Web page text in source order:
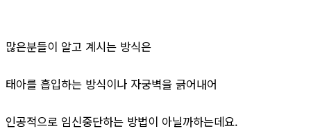
많은분들이 알고 계시는 방식은
태아를 흡입하는 방식이나 자궁벽을 긁어내어
인공적으로 임신중단하는 방법이 아닐까하는데요.